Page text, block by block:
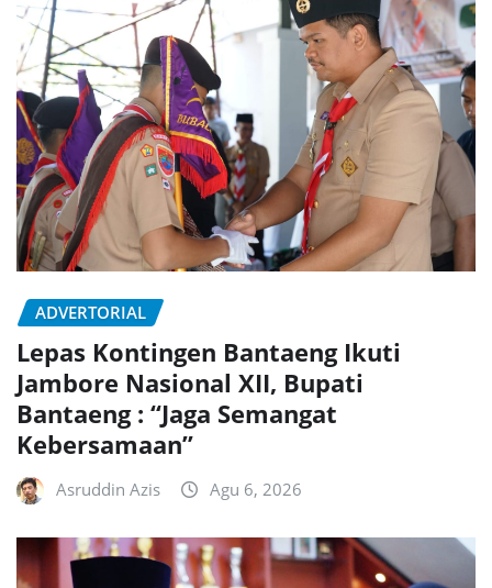
ADVERTORIAL
Lepas Kontingen Bantaeng Ikuti
Jambore Nasional XII, Bupati
Bantaeng : “Jaga Semangat
Kebersamaan”
Asruddin Azis Agu 6, 2026